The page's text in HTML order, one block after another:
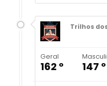
Trilhos
Geral
162 º 147 º